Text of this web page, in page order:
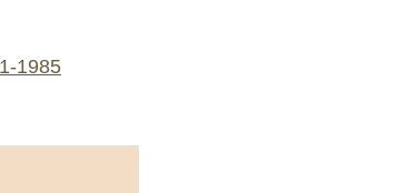
1985